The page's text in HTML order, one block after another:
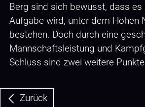
Berg sind sich bewusst, dass es
Aufgabe wird, unter dem Hohen
bestehen. Doch durch eine
Mannschaftsleistung und
Schluss sind zwei weitere
Zurück